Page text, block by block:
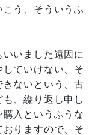
う、そういうふ
いました遠因に
ていけない、そ
ないという、古
、繰り返し申し
購入というふうな
りますので、そ